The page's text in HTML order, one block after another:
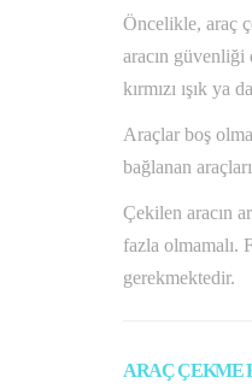
Öncelikle, araç
aracın güvenliği
kırmızı ışık ya
Araçlar boş
bağlanan
Çekilen aracın
fazla olmamalı.
gerekmektedir.
ARAÇ ÇEKME